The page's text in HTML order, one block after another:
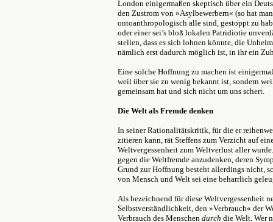
London einigermaßen skeptisch über ein
den Zustrom von »Asylbewerbern« (so hat
ontoanthropologisch alle sind, gestoppt zu
oder einer sei’s bloß lokalen Patridiotie
stellen, dass es sich lohnen könnte, die
nämlich erst dadurch möglich ist, in ihr ein
Eine solche Hoffnung zu machen ist
weil über sie zu wenig bekannt ist, sondern
gemeinsam hat und sich nicht um uns schert.
Die Welt als Fremde denken
In seiner Rationalitätskritik, für die er
zitieren kann, rät Steffens zum Verzicht auf
Weltvergessenheit zum Weltverlust aller
gegen die Weltfremde anzudenken, deren
Grund zur Hoffnung besteht allerdings nicht,
von Mensch und Welt sei eine beharrlich
Als bezeichnend für diese Weltvergessenheit
Selbstverständlichkeit, den »Verbrauch« der
Verbrauch des Menschen durch die Welt. Wer